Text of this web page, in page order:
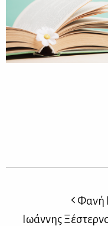
Φανή
Ιωάννης